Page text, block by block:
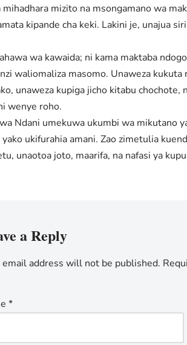
mihadhara mizito na msongamano wa
kipande cha keki. Lakini je, unajua
wa kawaida; ni kama maktaba
waliomaliza masomo. Unaweza
unaweza kupiga jicho kitabu
wenye roho.
Ndani umekuwa ukumbi wa mikutano
ukifurahia amani. Zao zimetulia
unaotoa joto, maarifa, na nafasi ya
a Reply
email address will not be published.
*